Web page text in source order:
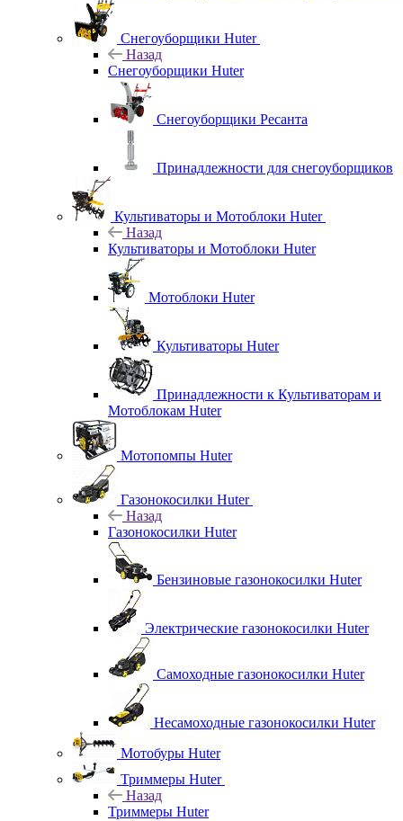
Снегоуборщики Huter
Назад
Снегоуборщики Huter
Снегоуборщики Ресанта
Принадлежности для снегоуборщиков
Культиваторы и Мотоблоки Huter
Назад
Культиваторы и Мотоблоки Huter
Мотоблоки Huter
Культиваторы Huter
Принадлежности к Культиваторам и
Мотоблокам Huter
Мотопомпы Huter
Газонокосилки Huter
Назад
Газонокосилки Huter
Бензиновые газонокосилки Huter
Электрические газонокосилки Huter
Самоходные газонокосилки Huter
Несамоходные газонокосилки Huter
Мотобуры Huter
Триммеры Huter
Назад
Триммеры Huter